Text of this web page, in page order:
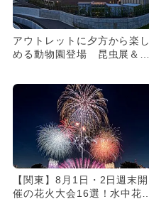
アウトレットに夕方から楽し
める動物園登場 昆虫展＆家
も
【関東】8月1日・2日週末開
催の花火大会16選！水中花